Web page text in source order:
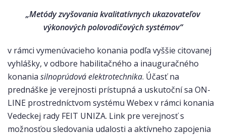
„Metódy zvyšovania kvalitatívnych ukazovateľov
výkonových polovodičových systémov“
v rámci vymenúvacieho konania podľa vyššie citovanej
vyhlášky, v odbore habilitačného a inauguračného
konania silnoprúdová elektrotechnika. Účasť na
prednáške je verejnosti prístupná a uskutoční sa ON-
LINE prostredníctvom systému Webex v rámci konania
Vedeckej rady FEIT UNIZA. Link pre verejnosť s
možnosťou sledovania udalosti a aktívneho zapojenia